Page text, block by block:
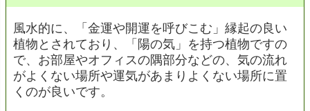
風水的に、「金運や開運を呼びこむ」縁起の良い
植物とされており、「陽の気」を持つ植物ですの
で、お部屋やオフィスの隅部分などの、気の流れ
がよくない場所や運気があまりよくない場所に置
くのが良いです。